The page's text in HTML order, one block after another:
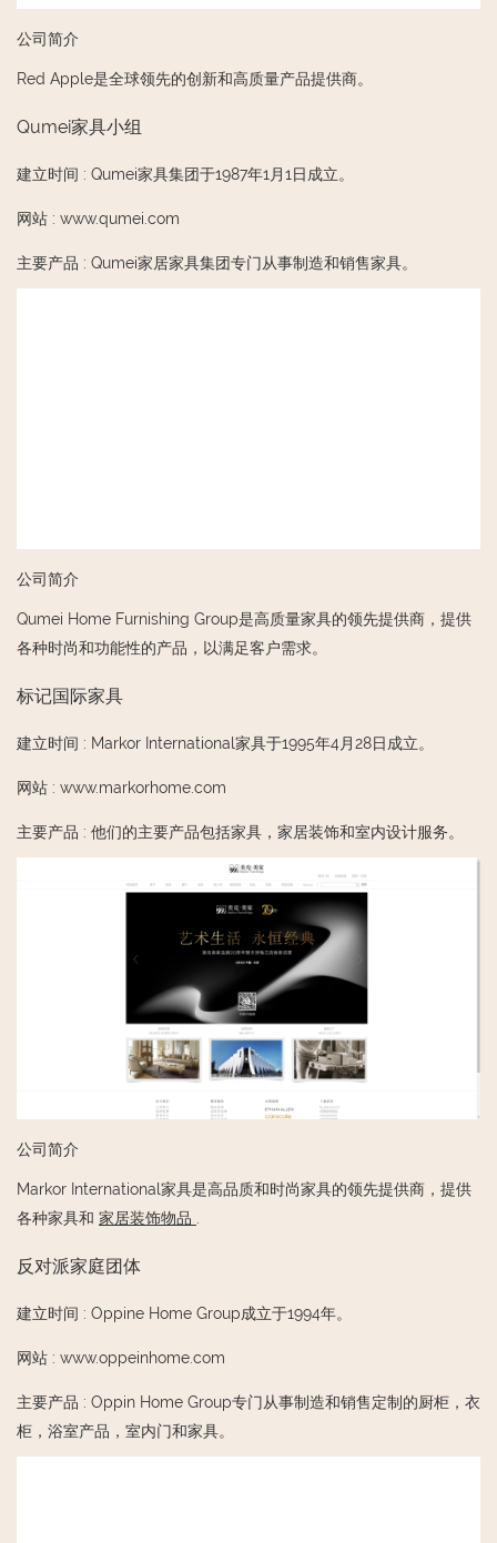
公司简介
Red Apple是全球领先的创新和高质量产品提供商。
Qumei家具小组
建立时间 : Qumei家具集团于1987年1月1日成立。
网站 : www.qumei.com
主要产品 : Qumei家居家具集团专门从事制造和销售家具。
公司简介
Qumei Home Furnishing Group是高质量家具的领先提供商，提供
各种时尚和功能性的产品，以满足客户需求。
标记国际家具
建立时间 : Markor International家具于1995年4月28日成立。
网站 : www.markorhome.com
主要产品 : 他们的主要产品包括家具，家居装饰和室内设计服务。
公司简介
Markor International家具是高品质和时尚家具的领先提供商，提供
各种家具和 家居装饰物品
反对派家庭团体
建立时间 : Oppine Home Group成立于1994年。
网站 : www.oppeinhome.com
主要产品 : Oppin Home Group专门从事制造和销售定制的厨柜，衣
柜，浴室产品，室内门和家具。